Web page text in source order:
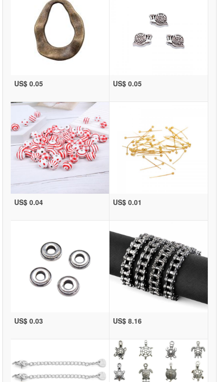
US$ 0.05 US$ 0.05
US$ 0.04 US$ 0.01
US$ 0.03 US$ 8.16